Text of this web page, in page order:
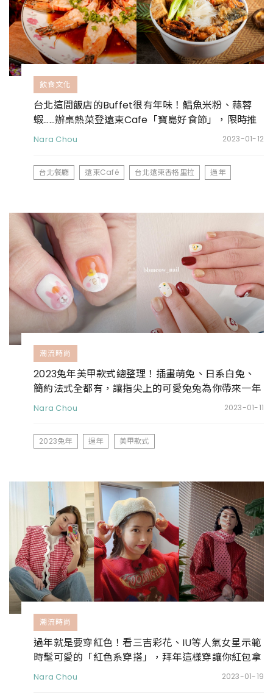
飲食文化
台北這間飯店的Buffet很有年味！鯧魚米粉、蒜蓉
蝦……辦桌熱菜登遠東Cafe「寶島好食節」，限時推
出
Nara Chou 2023-01-12
台北餐廳 遠東Café 台北遠東香格里拉 過年
潮流時尚
2023兔年美甲款式總整理！插畫萌兔、日系白兔、
簡約法式全都有，讓指尖上的可愛兔兔為你帶來一年
好運
Nara Chou 2023-01-11
2023兔年 過年 美甲款式
潮流時尚
過年就是要穿紅色！看三吉彩花、IU等人氣女星示範
時髦可愛的「紅色系穿搭」，拜年這樣穿讓你紅包拿
滿滿
Nara Chou 2023-01-19